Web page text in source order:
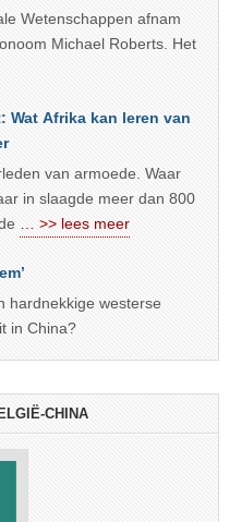
Wetenschappen afnam
Michael Roberts. Het
Wat Afrika kan leren van
van armoede. Waar
in slaagde meer dan 800
… >> lees meer
hardnekkige westerse
in China?
CHINA